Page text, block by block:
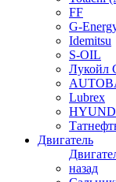
FF
G-
Idemitsu
S-OIL
Лукойл
Lubrex
Двигатель
назад